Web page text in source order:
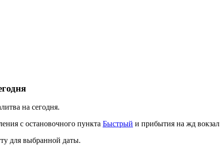
на сегодня.
с остановочного пункта Быстрый и прибытия на жд вокзал
для выбранной даты.